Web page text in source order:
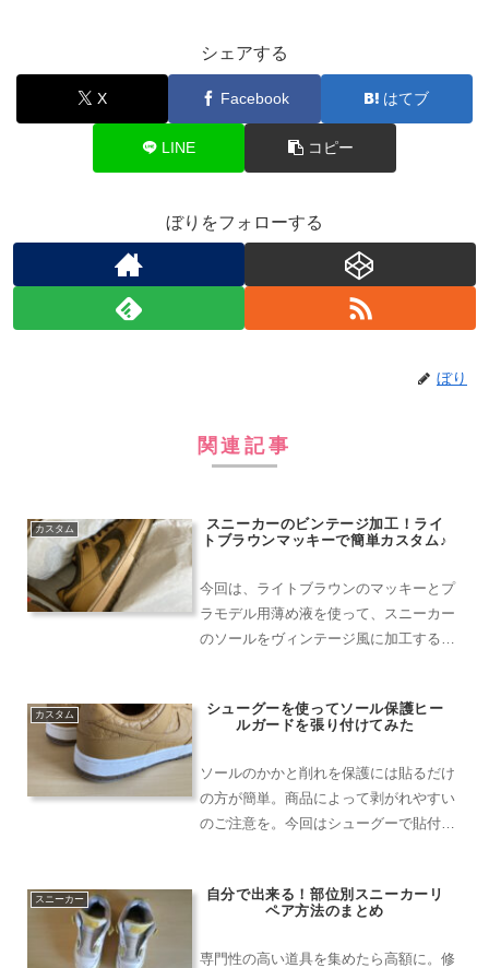
シェアする
X Facebook はてブ
LINE コピー
ぼりをフォローする
ぼり
関連記事
カスタム
スニーカーのビンテージ加工！ライ
トブラウンマッキーで簡単カスタム♪
今回は、ライトブラウンのマッキーとプ
ラモデル用薄め液を使って、スニーカー
のソールをヴィンテージ風に加工する方
カスタム
シューグーを使ってソール保護ヒー
ルガードを張り付けてみた
ソールのかかと削れを保護には貼るだけ
の方が簡単。商品によって剥がれやすい
のご注意を。今回はシューグーで貼付け
スニーカー
自分で出来る！部位別スニーカーリ
ペア方法のまとめ
専門性の高い道具を集めたら高額に。修